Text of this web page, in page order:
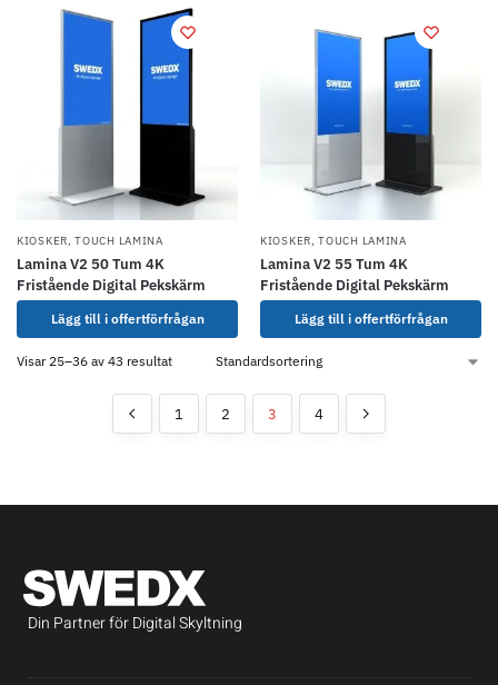
KIOSKER,TOUCH LAMINA
Lamina V2 50 Tum 4K
Fristående Digital Pekskärm
Lägg till i offertförfrågan
KIOSKER,TOUCH LAMINA
Lamina V2 55 Tum 4K
Fristående Digital Pekskärm
Lägg till i offertförfrågan
Visar 25–36 av 43 resultat
1 2 3 4
Din Partner för Digital Skyltning